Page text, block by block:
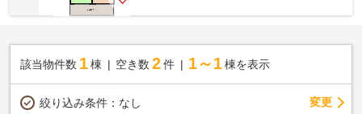
該当物件数 1棟 空き数 2 件 1～1 棟を表示
絞り込み条件： なし 変更